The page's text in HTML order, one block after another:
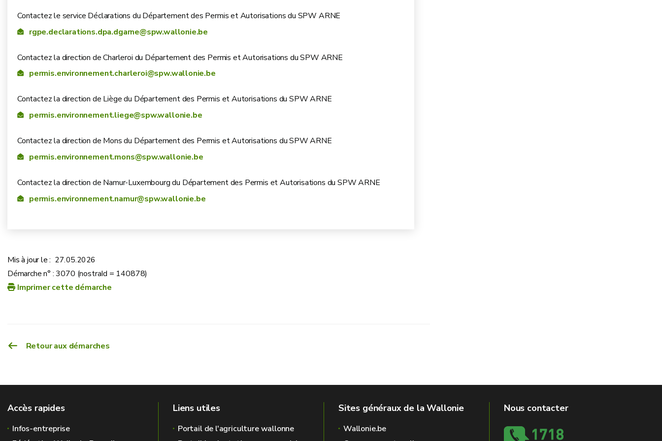
Contactez le service Déclarations du Département des Permis et Autorisations du SPW ARNE
rgpe.declarations.dpa.dgarne@spw.wallonie.be
Contactez la direction de Charleroi du Département des Permis et Autorisations du SPW ARNE
permis.environnement.charleroi@spw.wallonie.be
Contactez la direction de Liège du Département des Permis et Autorisations du SPW ARNE
permis.environnement.liege@spw.wallonie.be
Contactez la direction de Mons du Département des Permis et Autorisations du SPW ARNE
permis.environnement.mons@spw.wallonie.be
Contactez la direction de Namur-Luxembourg du Département des Permis et Autorisations du SPW ARNE
permis.environnement.namur@spw.wallonie.be
Mis à jour le : 27.05.2026
Démarche n° : 3070 (nostraId = 140878)
Imprimer cette démarche
Retour aux démarches
Accès rapides
Infos-entreprise
Liens utiles
Portail de l'agriculture wallonne
Sites généraux de la Wallonie
Wallonie.be
Nous contacter